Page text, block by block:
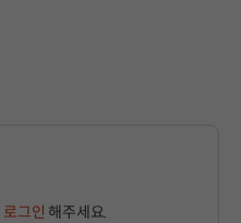
로그인 해주세요.